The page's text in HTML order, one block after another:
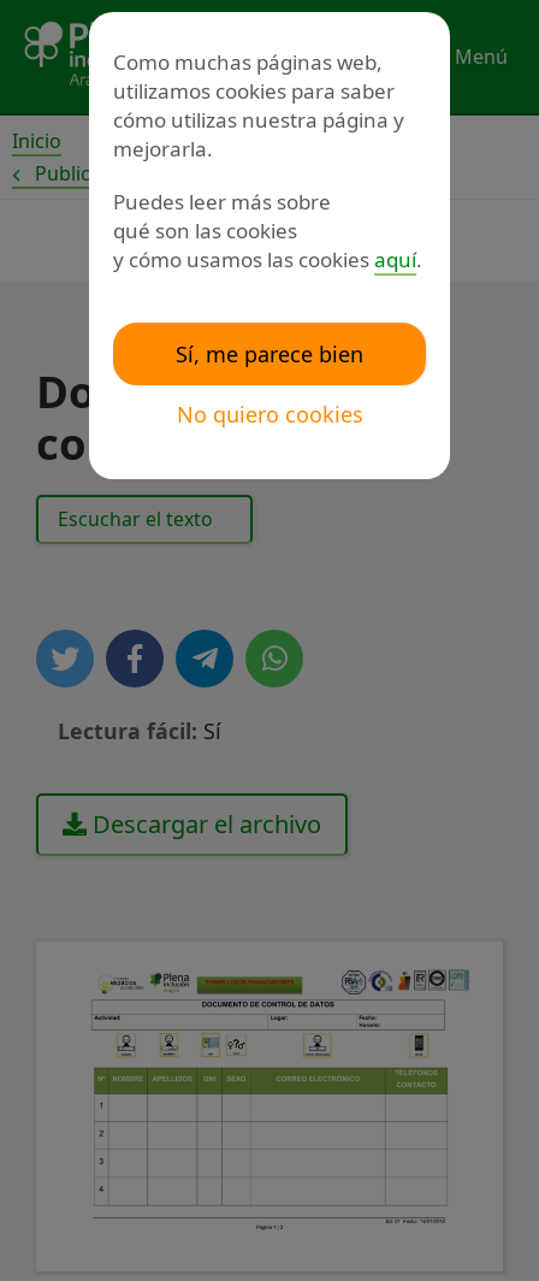
contenido
Menú
Inicio
Publicaciones
Documento de
control de datos
Escuchar el texto
Lectura fácil: Sí
Descargar el archivo
Como muchas páginas web,
utilizamos cookies para saber
cómo utilizas nuestra página y
mejorarla.
Puedes leer más sobre
qué son las cookies
y cómo usamos las cookiesaquí.
Sí, me parece bien
No quiero cookies